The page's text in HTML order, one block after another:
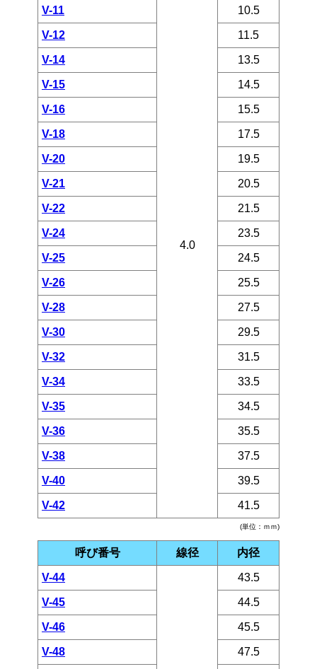
(単位：ｍｍ)
4.0
V-11 10.5
V-12 11.5
V-14 13.5
V-15 14.5
V-16 15.5
V-18 17.5
V-20 19.5
V-21 20.5
V-22 21.5
V-24 23.5
V-25 24.5
V-26 25.5
V-28 27.5
V-30 29.5
V-32 31.5
V-34 33.5
V-35 34.5
V-36 35.5
V-38 37.5
V-40 39.5
V-42 41.5
呼び番号 線径 内径
V-44 43.5
V-45 44.5
V-46 45.5
V-48 47.5